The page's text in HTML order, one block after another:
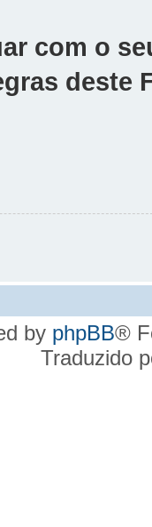
com o
deste
by phpBB®
Traduzido